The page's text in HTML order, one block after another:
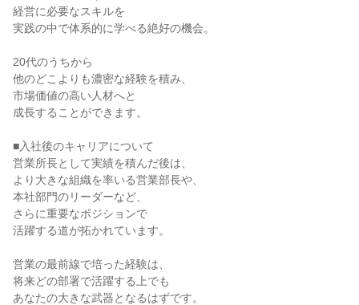
経営に必要なスキルを
実践の中で体系的に学べる絶好の機会。
20代のうちから
他のどこよりも濃密な経験を積み、
市場価値の高い人材へと
成長することができます。
■入社後のキャリアについて
営業所長として実績を積んだ後は、
より大きな組織を率いる営業部長や、
本社部門のリーダーなど、
さらに重要なポジションで
活躍する道が拓かれています。
営業の最前線で培った経験は、
将来どの部署で活躍する上でも
あなたの大きな武器となるはずです。